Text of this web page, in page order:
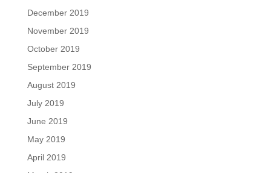
December 2019
November 2019
October 2019
September 2019
August 2019
July 2019
June 2019
May 2019
April 2019